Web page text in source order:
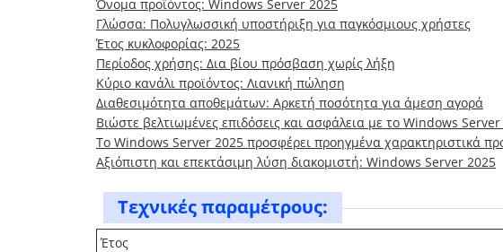
Όνομα προϊόντος: Windows Server 2025
Γλώσσα: Πολυγλωσσική υποστήριξη για παγκόσμιους χρήστες
Έτος κυκλοφορίας: 2025
Περίοδος χρήσης: Δια βίου πρόσβαση χωρίς λήξη
Κύριο κανάλι προϊόντος: Λιανική πώληση
Διαθεσιμότητα αποθεμάτων: Αρκετή ποσότητα για άμεση αγορά
Βιώστε βελτιωμένες επιδόσεις και ασφάλεια με το Windows
Το Windows Server 2025 προσφέρει προηγμένα χαρακτηριστικά
Αξιόπιστη και επεκτάσιμη λύση διακομιστή: Windows Server 2025
Τεχνικές παραμέτρους:
Έτος